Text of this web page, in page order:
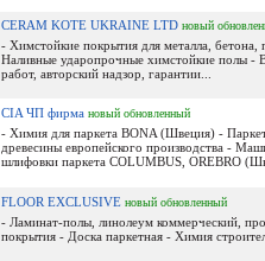
CERAM KOTE UKRAINE LTD новый
- Химстойкие покрытия для металла, бетона,
Наливные ударопрочные химстойкие полы -
работ, авторский надзор, гарантии...
CIA ЧП фирма новый обновленный
- Химия для паркета BONA (Швеция) -
древесины европейского производства -
шлифовки паркета COLUMBUS, OREBRO
FLOOR EXCLUSIVE новый обновленный
- Ламинат-полы, линолеум коммерческий,
покрытия - Доска паркетная - Химия